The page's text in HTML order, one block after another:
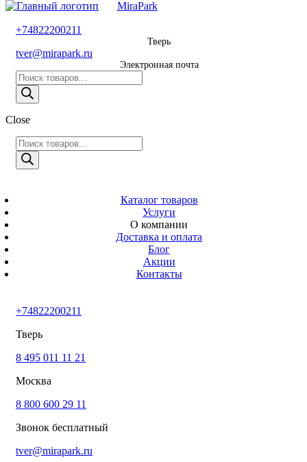
MiraPark
бесплатный
+74822200211
Электронная
Время работы
Тверь,
Калинина 3
+74822200211 info@mirapark.ru
Каталог товаров
Игровое оборудование для детских площадок
Оборудование для площадок для выгула собак
Спортивное оборудование для улицы
Малые архитектурные формы под заказ
MiraPark
+74822200211
Тверь
tver@mirapark.ru
Электронная почта
Поиск
товаров
Close
Поиск
товаров
Каталог товаров
Услуги
О компании
Доставка и оплата
Блог
Акции
Контакты
+74822200211
Тверь
8 495 011 11 21
Москва
8 800 600 29 11
Звонок бесплатный
tver@mirapark.ru